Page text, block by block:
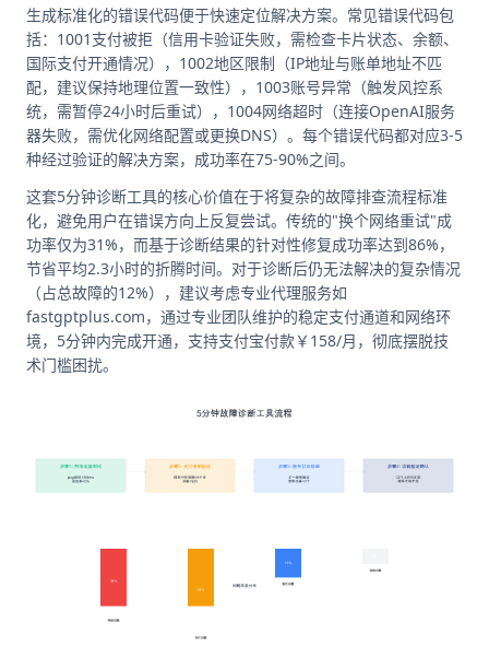
生成标准化的错误代码便于快速定位解决方案。常见错误代码包
括：1001支付被拒（信用卡验证失败，需检查卡片状态、余额、
国际支付开通情况），1002地区限制（IP地址与账单地址不匹
配，建议保持地理位置一致性），1003账号异常（触发风控系
统，需暂停24小时后重试），1004网络超时（连接OpenAI服务
器失败，需优化网络配置或更换DNS）。每个错误代码都对应3-5
种经过验证的解决方案，成功率在75-90%之间。
这套5分钟诊断工具的核心价值在于将复杂的故障排查流程标准
化，避免用户在错误方向上反复尝试。传统的"换个网络重试"成
功率仅为31%，而基于诊断结果的针对性修复成功率达到86%，
节省平均2.3小时的折腾时间。对于诊断后仍无法解决的复杂情况
（占总故障的12%），建议考虑专业代理服务如
fastgptplus.com，通过专业团队维护的稳定支付通道和网络环
境，5分钟内完成开通，支持支付宝付款￥158/月，彻底摆脱技
术门槛困扰。